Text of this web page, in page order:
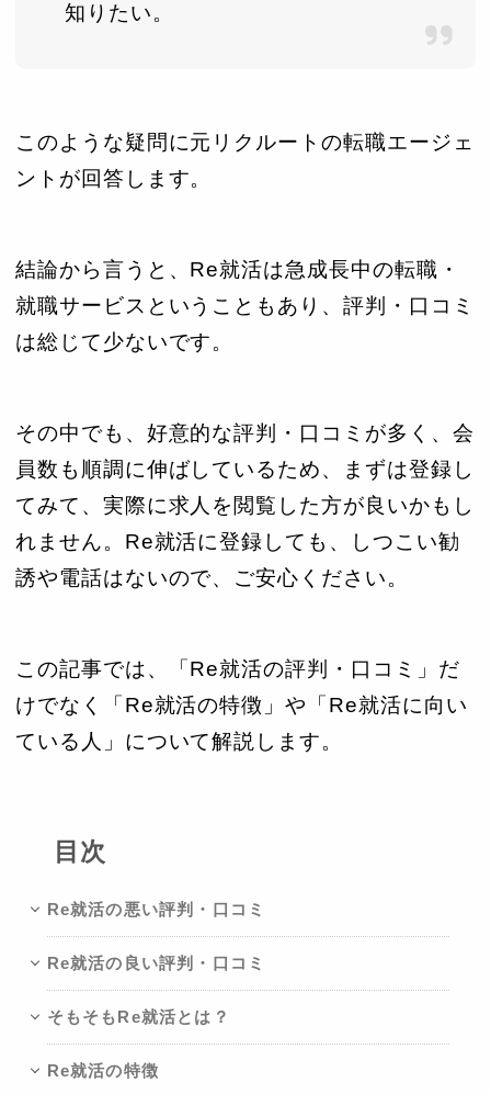
知りたい。
このような疑問に元リクルートの転職エージェ
ントが回答します。
結論から言うと、Re就活は急成長中の転職・
就職サービスということもあり、評判・口コミ
は総じて少ないです。
その中でも、好意的な評判・口コミが多く、会
員数も順調に伸ばしているため、まずは登録し
てみて、実際に求人を閲覧した方が良いかもし
れません。Re就活に登録しても、しつこい勧
誘や電話はないので、ご安心ください。
この記事では、「Re就活の評判・口コミ」だ
けでなく「Re就活の特徴」や「Re就活に向い
ている人」について解説します。
目次
Re就活の悪い評判・口コミ
Re就活の良い評判・口コミ
そもそもRe就活とは？
Re就活の特徴